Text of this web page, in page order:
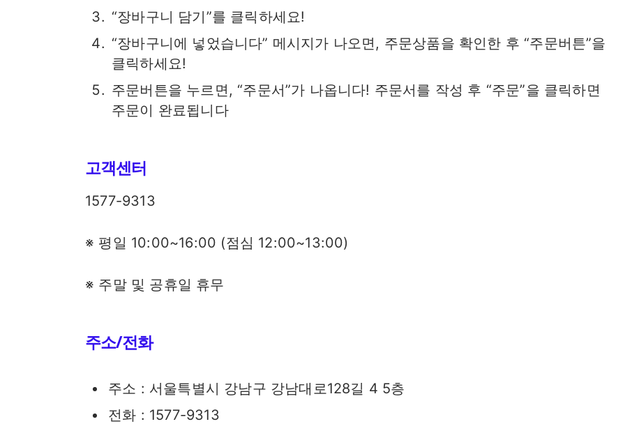
“장바구니 담기”를 클릭하세요!
“장바구니에 넣었습니다” 메시지가 나오면, 주문상품을 확인한 후 “주문버튼”을
클릭하세요!
주문버튼을 누르면, “주문서”가 나옵니다! 주문서를 작성 후 “주문”을 클릭하면
주문이 완료됩니다
고객센터
1577-9313
※ 평일 10:00~16:00 (점심 12:00~13:00)
※ 주말 및 공휴일 휴무
주소/전화
주소 : 서울특별시 강남구 강남대로128길 4 5층
전화 : 1577-9313